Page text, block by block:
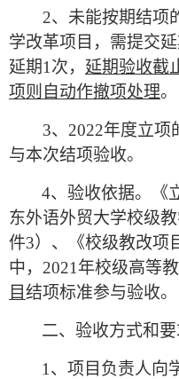
2、未能按期结项
学改革项目，需提交
延期1 次， 延期验收截
项则自动作撤项处理。
3、 2022年度立项
与本次结项验收。
4、验收依据。《
东外语外贸大学校级
件3）、《校级教改项
中， 2021 年校级高等
目结项标准参与验收。
二、验收方式和
1 、项目负责人向